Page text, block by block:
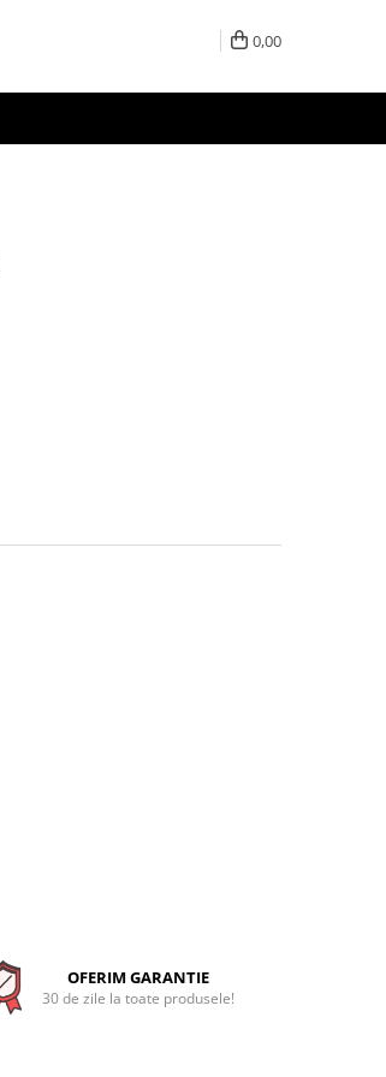
0,00
OFERIM GARANTIE
30 de zile la toate produsele!